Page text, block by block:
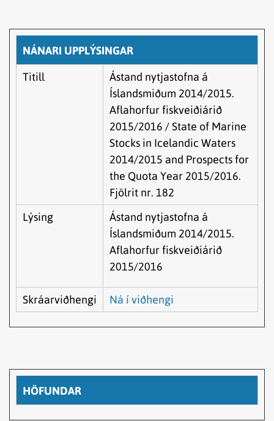
NÁNARI UPPLÝSINGAR
Titill
Ástand nytjastofna á
Íslandsmiðum 2014/2015.
Aflahorfur fiskveiðiárið
2015/2016 / State of Marine
Stocks in Icelandic Waters
2014/2015 and Prospects for
the Quota Year 2015/2016.
Fjölrit nr. 182
Lýsing
Ástand nytjastofna á
Íslandsmiðum 2014/2015.
Aflahorfur fiskveiðiárið
2015/2016
Skráarviðhengi Ná í viðhengi
HÖFUNDAR